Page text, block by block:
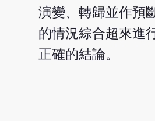
演變、轉歸並作預
的情況綜合超來進
正確的結論。